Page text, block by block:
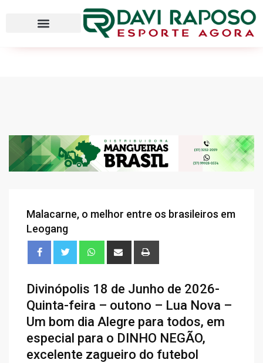
Malacarne, o melhor entre os brasileiros em
Leogang
Divinópolis 18 de Junho de 2026-
Quinta-feira – outono – Lua Nova –
Um bom dia Alegre para todos, em
especial para o DINHO NEGÃO,
excelente zagueiro do futebol